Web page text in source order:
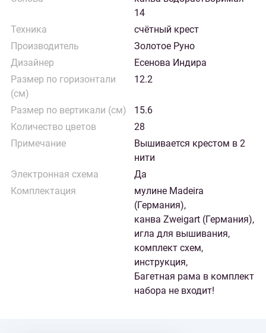
14
Техника
счётный крест
Производитель
Золотое Руно
Дизайнер
Есенова Индира
Размер по горизонтали
(см)
12.2
Размер по вертикали (см)
15.6
Количество цветов
28
Примечание
Вышивается крестом в 2
нити
Электронная схема
Да
Комплектация
мулине Madeira
(Германия),
канва Zweigart (Германия),
игла для вышивания,
комплект схем,
инструкция,
Багетная рама в комплект
набора не входит!